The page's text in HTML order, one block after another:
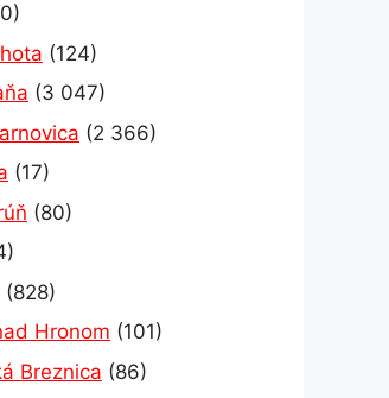
(124)
(3 047)
(2 366)
(17)
(80)
(828)
Hronom (101)
Breznica (86)